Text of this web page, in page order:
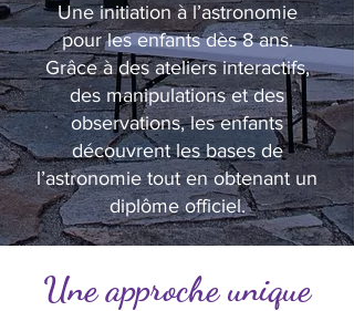
Une initiation à l’astronomie
pour les enfants dès 8 ans.
Grâce à des ateliers interactifs,
des manipulations et des
observations, les enfants
découvrent les bases de
l’astronomie tout en obtenant un
diplôme officiel.
Une approche unique